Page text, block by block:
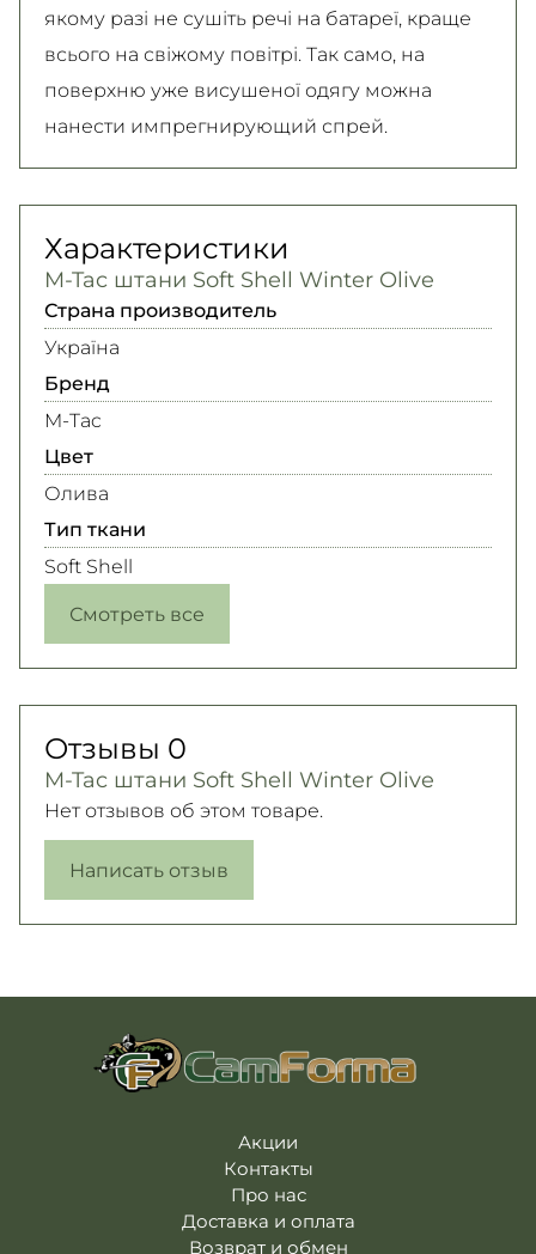
якому разі не сушіть речі на батареї, краще
всього на свіжому повітрі. Так само, на
поверхню уже висушеної одягу можна
нанести импрегнирующий спрей.
Характеристики
M-Tac штани Soft Shell Winter Olive
Страна производитель
Україна
Бренд
M-Tac
Цвет
Олива
Тип ткани
Soft Shell
Смотреть все
Отзывы 0
M-Tac штани Soft Shell Winter Olive
Нет отзывов об этом товаре.
Написать отзыв
Акции
Контакты
Про нас
Доставка и оплата
Возврат и обмен